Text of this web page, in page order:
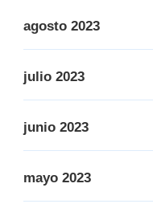
agosto 2023
julio 2023
junio 2023
mayo 2023